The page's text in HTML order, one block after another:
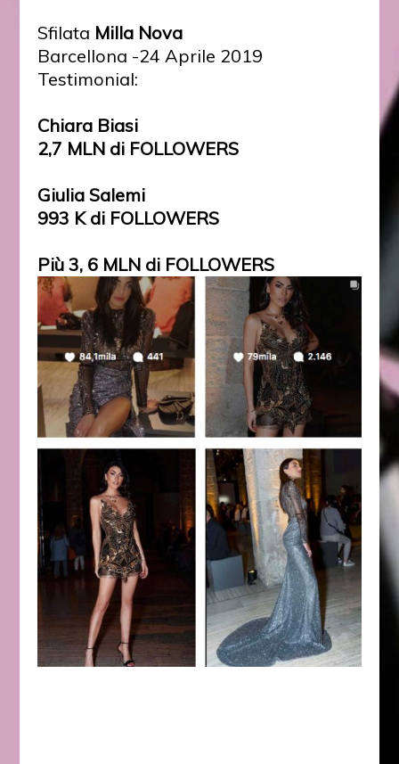
Sfilata Milla Nova
Barcellona -24 Aprile 2019
Testimonial:
Chiara Biasi
2,7 MLN di FOLLOWERS
Giulia Salemi
993 K di FOLLOWERS
Più 3, 6 MLN di FOLLOWERS